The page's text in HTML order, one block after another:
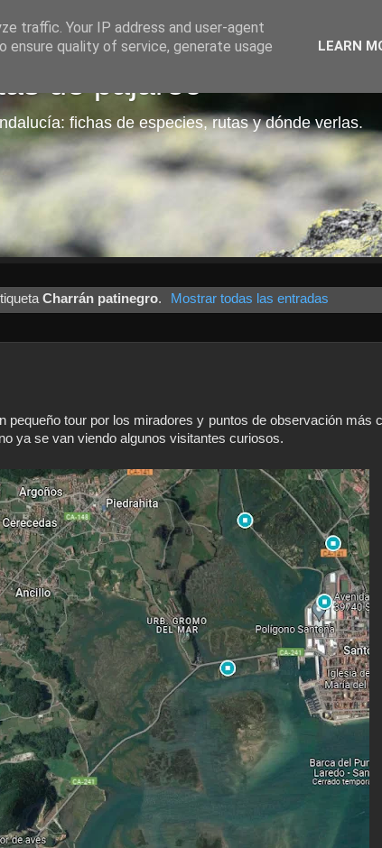
de pajareo
fichas de especies, rutas y dónde verlas.
Charrán patinegro. Mostrar todas las entradas
pequeño tour por los miradores y puntos de observación más
ya se van viendo algunos visitantes curiosos.
traffic. Your IP address and user-agent
ensure quality of service, generate usage
LEARN